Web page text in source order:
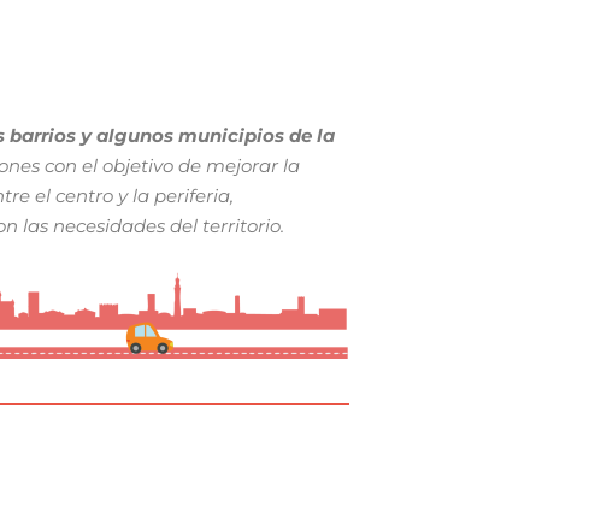
barrios y algunos municipios de la
con el objetivo de mejorar la
el centro y la periferia,
las necesidades del territorio.